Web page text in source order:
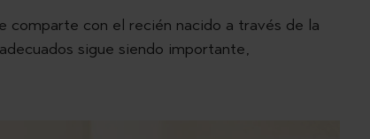
comparte con el recién nacido a través de la
sigue siendo importante,